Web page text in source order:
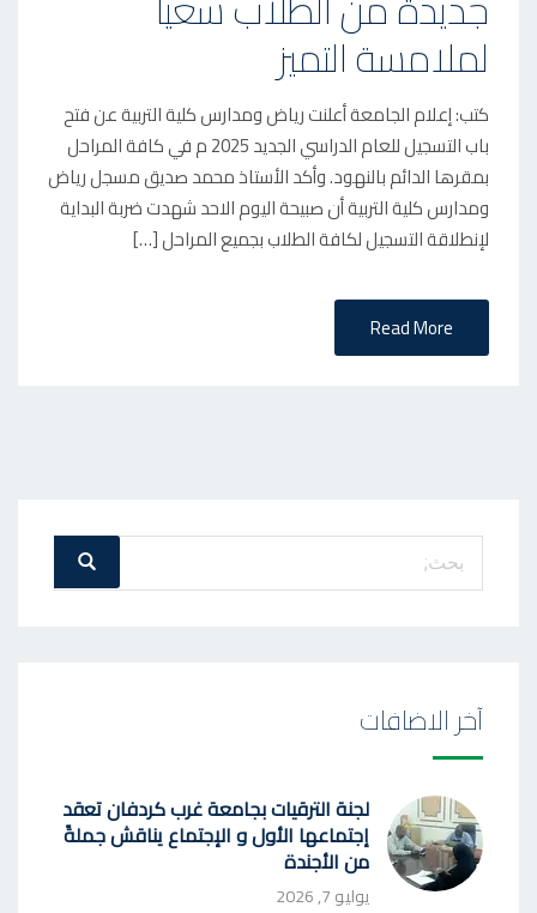
لملامسة التميز
كتب: إعلام الجامعة أعلنت رياض ومدارس كلية التربية عن فتح
باب التسجيل للعام الدراسي الجديد 2025 م في كافة المراحل
بمقرها الدائم بالنهود. وأكد الأستاذ محمد صديق مسجل رياض
ومدارس كلية التربية أن صبيحة اليوم الاحد شهدت ضربة البداية
لإنطلاقة التسجيل لكافة الطلاب بجميع المراحل […]
Read More
عن
بحث
آخر الاضافات
لجنة الترقيات بجامعة غرب كردفان تعقد
إجتماعها الأول و الإجتماع يناقش جملةً
من الأجندة
يوليو 7, 2026